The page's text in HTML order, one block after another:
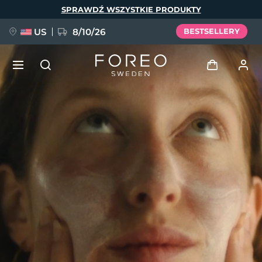
SPRAWDŹ WSZYSTKIE PRODUKTY
US 8/10/26 BESTSELLERY
Zaloguj
Profil użytkownika
Moje urządzenia
Moje zamówienia
Moje adresy
Moje subskrypcje
FAQ™ Pure Beauty-Tech Elixir
BREAKING NEWS
issa™ Teeth Whitening Set
English
Español
Français
Português
Svenska
Русский
Türkçe
简体中文 繁體中文